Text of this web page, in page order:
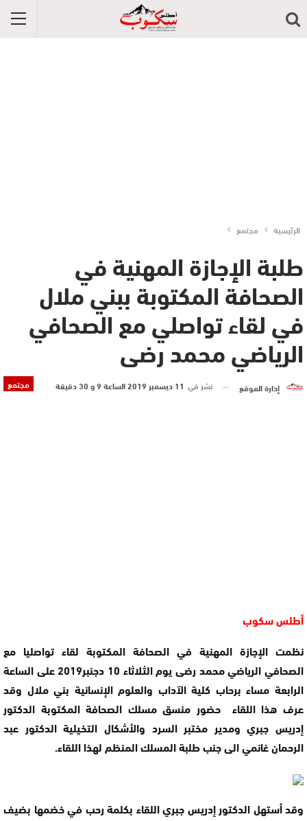
الرئيسية مجتمع
طلبة الإجازة المهنية في
الصحافة المكتوبة ببني ملال
في لقاء تواصلي مع الصحافي
الرياضي محمد رضى
مجتمع إدارة الموقع نشر في 11 ديسمبر 2019 الساعة 9 و 30 دقيقة
أطلس سكوب
نظمت الإجازة المهنية في الصحافة المكتوبة لقاء تواصليا مع
الصحافي الرياضي محمد رضى يوم الثلاثاء 10 دجنبر2019 على الساعة
الرابعة مساء برحاب كلية الآداب والعلوم الإنسانية بني ملال وقد
عرف هذا اللقاء حضور منسق مسلك الصحافة المكتوبة الدكتور
إدريس جبري ومدير مختبر السرد والأشكال التخيلية الدكتور عبد
الرحمان غانمي الى جنب طلبة المسلك المنظم لهذا اللقاء.
وقد أستهل الدكتور إدريس جبري اللقاء بكلمة رحب في خضمها بضيف